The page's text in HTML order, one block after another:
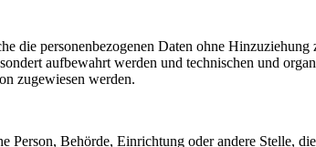
die personenbezogenen Daten ohne
aufbewahrt werden und technischen und
zugewiesen werden.
Behörde, Einrichtung oder andere Stelle,